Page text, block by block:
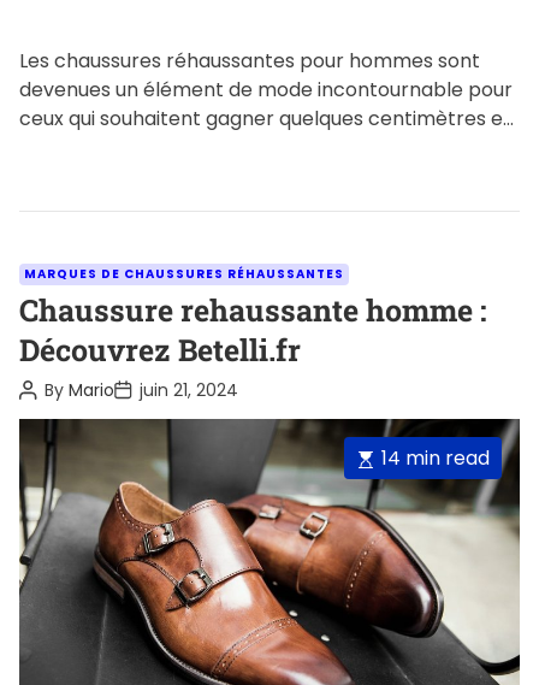
Les chaussures réhaussantes pour hommes sont
devenues un élément de mode incontournable pour
ceux qui souhaitent gagner quelques centimètres en
C
a
t
e
g
o
i
e
s
MARQUES DE CHAUSSURES RÉHAUSSANTES
Chaussure rehaussante homme :
Découvrez Betelli.fr
P
o
s
t
A
u
t
h
o
r
By MarioP
o
s
a
t
e
juin 21, 2024
E
s
t
i
m
a
14 min read